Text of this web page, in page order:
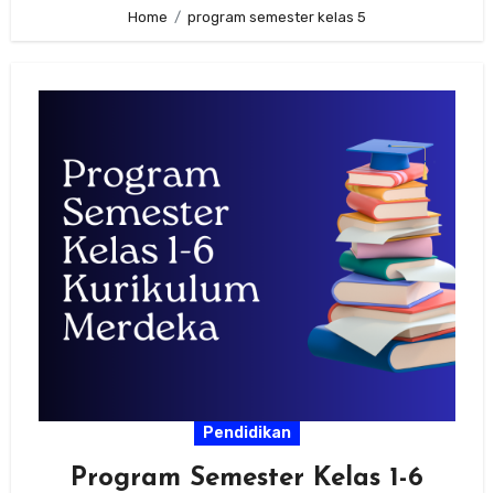
Home program semester kelas 5
Pendidikan
Program Semester Kelas 1-6